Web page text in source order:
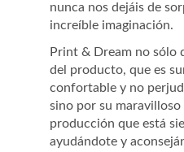
nunca nos dejáis de
increíble imaginación.
Print & Dream no sólo
del producto, que es
confortable y no
sino por su
producción que está
ayudándote y